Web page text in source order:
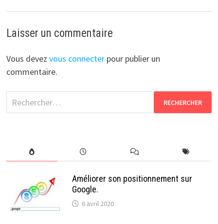
Laisser un commentaire
Vous devez vous connecterpour publier un
commentaire.
Rechercher :
Améliorer son positionnement sur
Google.
6 avril 2020